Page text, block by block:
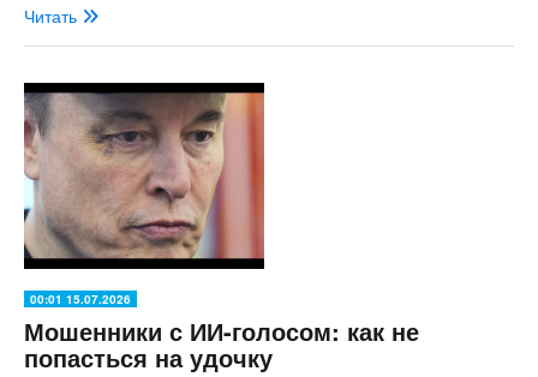
Читать
00:01 15.07.2026
Мошенники с ИИ-голосом: как не
попасться на удочку